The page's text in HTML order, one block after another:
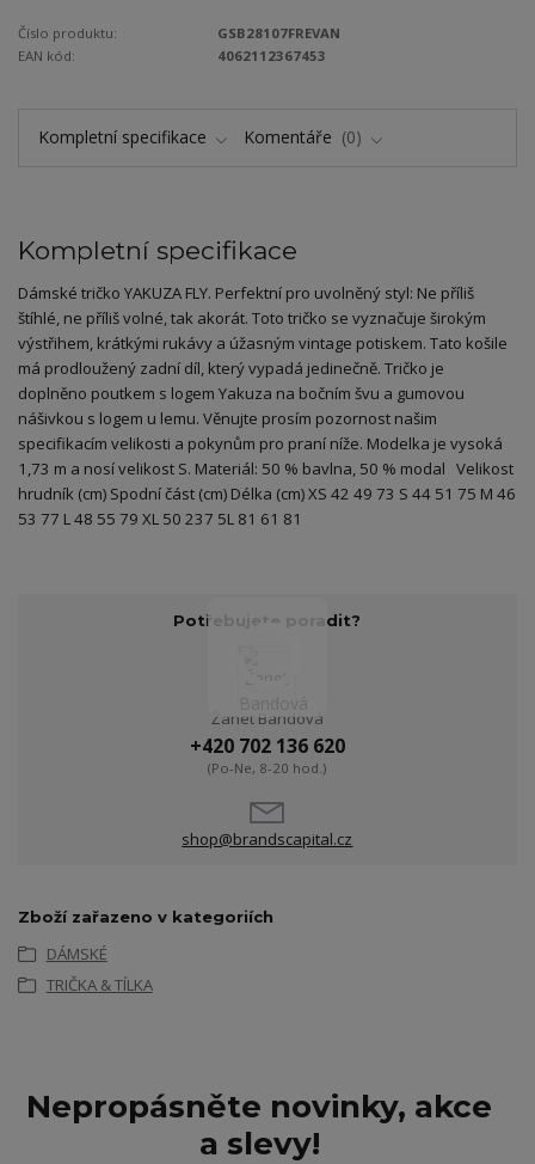
Číslo produktu:
GSB28107FREVAN
EAN kód:
4062112367453
Kompletní specifikace Komentáře 0
Kompletní specifikace
Dámské tričko YAKUZA FLY. Perfektní pro uvolněný styl: Ne příliš
štíhlé, ne příliš volné, tak akorát. Toto tričko se vyznačuje širokým
výstřihem, krátkými rukávy a úžasným vintage potiskem. Tato košile
má prodloužený zadní díl, který vypadá jedinečně. Tričko je
doplněno poutkem s logem Yakuza na bočním švu a gumovou
nášivkou s logem u lemu. Věnujte prosím pozornost našim
specifikacím velikosti a pokynům pro praní níže. Modelka je vysoká
1,73 m a nosí velikost S. Materiál: 50 % bavlna, 50 % modal Velikost
hrudník (cm) Spodní část (cm) Délka (cm) XS 42 49 73 S 44 51 75 M 46
53 77 L 48 55 79 XL 50 237 5L 81 61 81
Potřebujete poradit?
Žanet Bandová
+420 702 136 620
(Po-Ne, 8-20 hod.)
shop@brandscapital.cz
Zboží zařazeno v kategoriích
DÁMSKÉ
TRIČKA & TÍLKA
Nepropásněte novinky, akce
a slevy!